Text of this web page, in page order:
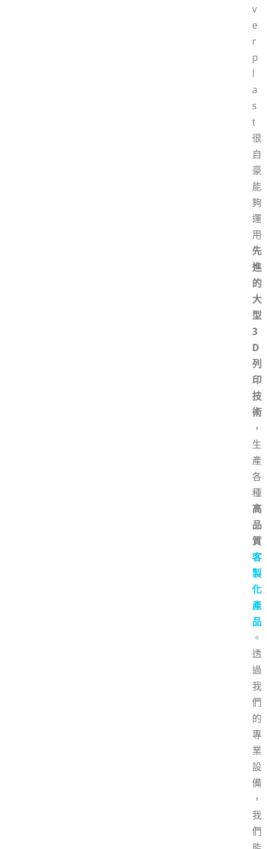
v
e
r
p
l
a
s
t
很
自
豪
能
夠
運
用
先
進
的
大
型
3
D
列
印
技
術
，
生
產
各
種
高
品
質
客
製
化
產
品
。
透
過
我
們
的
專
業
設
備
，
我
們